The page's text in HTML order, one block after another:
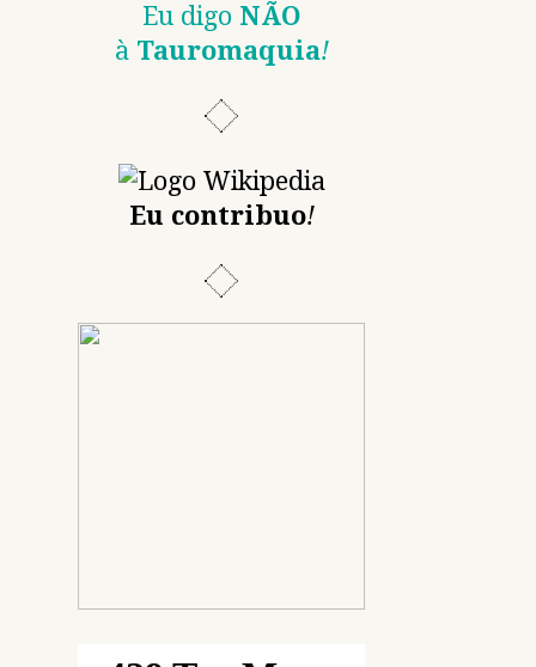
Eu digo NÃO
à Tauromaquia!
Eu contribuo!